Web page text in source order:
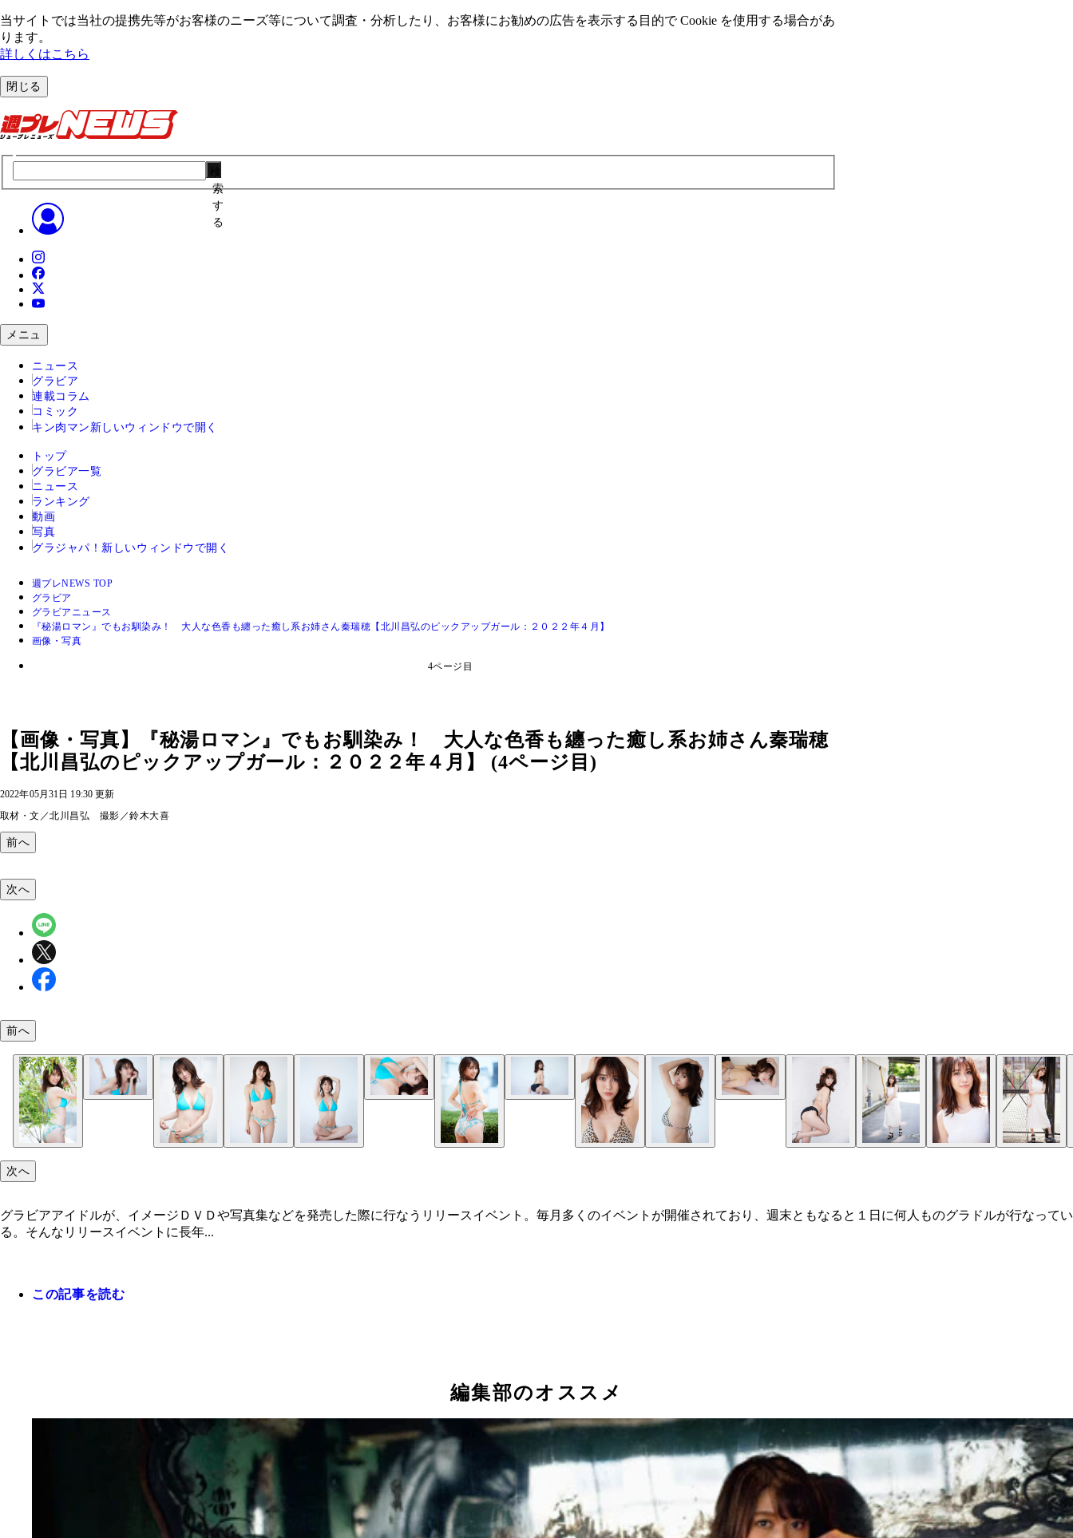
当サイトでは当社の提携先等がお客様のニーズ等について調査・分析したり、お客様にお勧めの広告を表⽰する⽬的で Cookie を使⽤する場合があ
ります。
詳しくはこちら
閉じる
索
す
る
メニュ
ニュース
グラビア
連載コラム
コミック
キン肉マン 新しいウィンドウで開く
トップ
グラビア一覧
ニュース
ランキング
動画
写真
グラジャパ！ 新しいウィンドウで開く
週プレNEWS TOP
グラビア
グラビアニュース
『秘湯ロマン』でもお馴染み！ 大人な色香も纏った癒し系お姉さん秦瑞穂【北川昌弘のピックアップガール：２０２２年４月】
画像・写真
4ページ目
【画像・写真】『秘湯ロマン』でもお馴染み！ 大人な色香も纏った癒し系お姉さん秦瑞穂
【北川昌弘のピックアップガール：２０２２年４月】 (4ページ目)
2022年05月31日 19:30 更新
取材・文／北川昌弘 撮影／鈴木大喜
前へ
次へ
前へ
次へ
グラビアアイドルが、イメージＤＶＤや写真集などを発売した際に行なうリリースイベント。毎月多くのイベントが開催されており、週末ともなると１日に何人ものグラドルが行なってい
る。そんなリリースイベントに長年...
この記事を読む
編集部のオススメ